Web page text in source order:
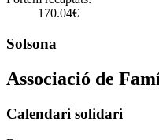
170.04€
Solsona
Associació de
Calendari solidari